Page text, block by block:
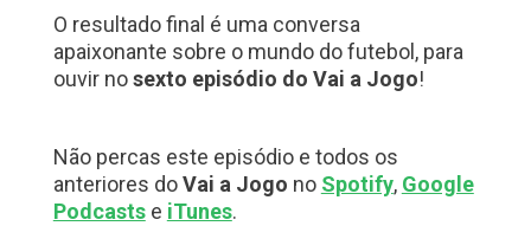
O resultado final é uma conversa
apaixonante sobre o mundo do futebol, para
ouvir nosexto episódio do Vai a Jogo!
Não percas este episódio e todos os
anteriores doVai a Jogo no Spotify, Google
Podcastse iTunes.